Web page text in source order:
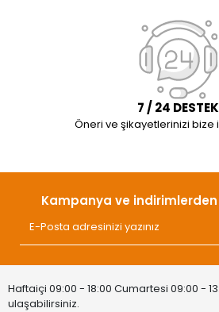
7 / 24 DESTEK
Öneri ve şikayetlerinizi bize
Kampanya ve
Haftaiçi 09:00 - 18:00 Cumartesi 09:00 -
ulaşabilirsiniz.